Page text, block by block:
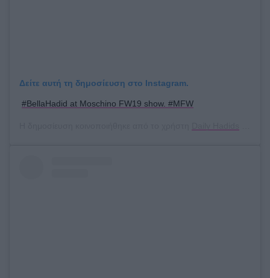
Δείτε αυτή τη δημοσίευση στο Instagram.
#BellaHadid at Moschino FW19 show. #MFW